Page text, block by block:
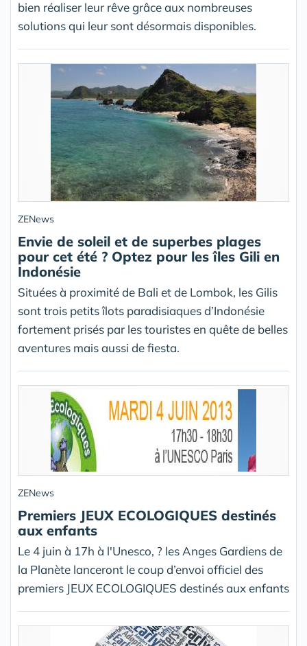
bien réaliser leur rêve grâce aux nombreuses
solutions qui leur sont désormais disponibles.
ZENews
Envie de soleil et de superbes plages
pour cet été ? Optez pour les îles Gili en
Indonésie
Situées à proximité de Bali et de Lombok, les Gilis
sont trois petits îlots paradisiaques d’Indonésie
fortement prisés par les touristes en quête de belles
aventures mais aussi de fiesta.
ZENews
Premiers JEUX ECOLOGIQUES destinés
aux enfants
Le 4 juin à 17h à l'Unesco, ? les Anges Gardiens de
la Planète lanceront le coup d’envoi officiel des
premiers JEUX ECOLOGIQUES destinés aux enfants